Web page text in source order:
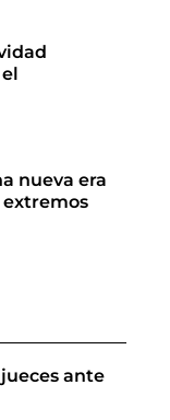
nueva era
ante